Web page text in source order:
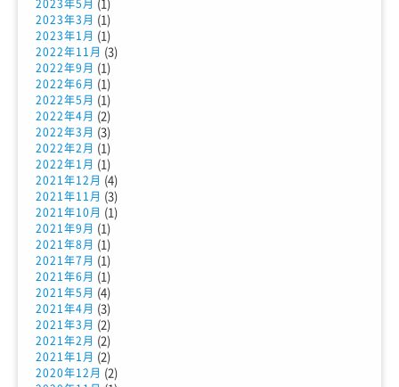
2023年5月
2023年3月 (1)
2023年1月 (1)
2022年11月 (3)
2022年9月 (1)
2022年6月 (1)
2022年5月 (1)
2022年4月 (2)
2022年3月 (3)
2022年2月 (1)
2022年1月 (1)
2021年12月 (4)
2021年11月 (3)
2021年10月 (1)
2021年9月 (1)
2021年8月 (1)
2021年7月 (1)
2021年6月 (1)
2021年5月 (4)
2021年4月 (3)
2021年3月 (2)
2021年2月 (2)
2021年1月 (2)
2020年12月 (2)